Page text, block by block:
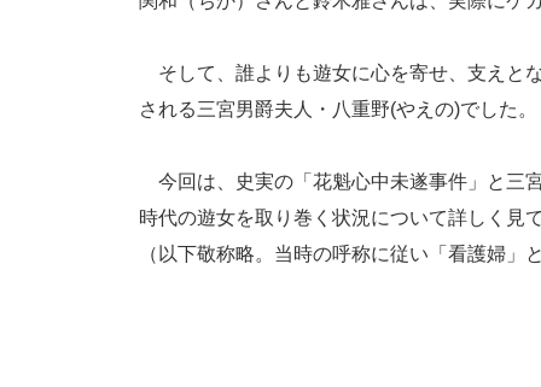
そして、誰よりも遊女に心を寄せ、支えと
される三宮男爵夫人・八重野(やえの)でした。
今回は、史実の「花魁心中未遂事件」と三
時代の遊女を取り巻く状況について詳しく見
（以下敬称略。当時の呼称に従い「看護婦」